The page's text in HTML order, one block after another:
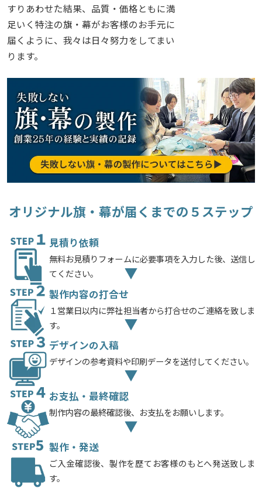
すりあわせた結果、品質・価格ともに満
足いく特注の旗・幕がお客様のお手元に
届くように、我々は日々努力をしてまい
ります。
オリジナル旗・幕が届くまでの５ステップ
見積り依頼
無料お見積りフォームに必要事項を入力した後、送信し
てください。
製作内容の打合せ
１営業日以内に弊社担当者から打合せのご連絡を致しま
す。
デザインの入稿
デザインの参考資料や印刷データを送付してください。
お支払・最終確認
制作内容の最終確認後、お支払をお願いします。
製作・発送
ご入金確認後、製作を歴てお客様のもとへ発送致しま
す。